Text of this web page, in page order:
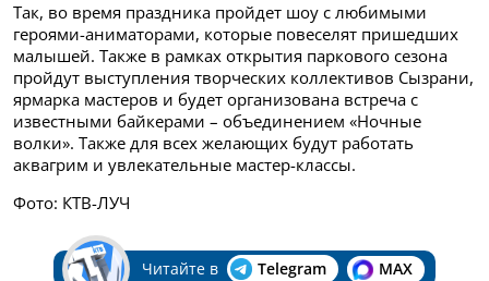
Так, во время праздника пройдет шоу с любимыми
героями-аниматорами, которые повеселят пришедших
малышей. Также в рамках открытия паркового сезона
пройдут выступления творческих коллективов Сызрани,
ярмарка мастеров и будет организована встреча с
известными байкерами – объединением «Ночные
волки». Также для всех желающих будут работать
аквагрим и увлекательные мастер-классы.
Фото: КТВ-ЛУЧ
Читайте в Telegram MAX